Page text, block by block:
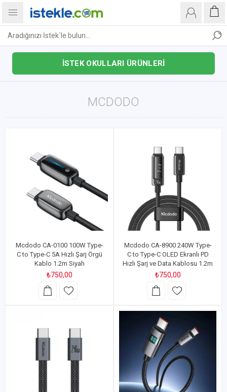
İSTEK OKULLARI ÜRÜNLERİ
MCDODO
Mcdodo CA-0100 100W Type-
C to Type-C 5A Hızlı Şarj Örgü
Kablo 1.2m Siyah
₺750,00
Mcdodo CA-8900 240W Type-
C to Type-C OLED Ekranlı PD
Hızlı Şarj ve Data Kablosu 1.2m
₺750,00